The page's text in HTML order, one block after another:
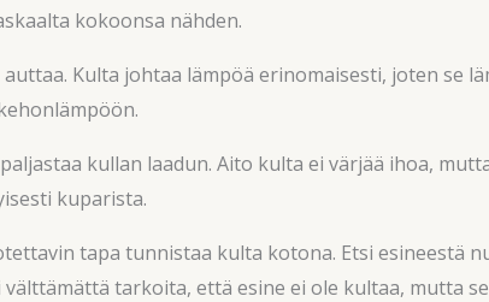
kokoonsa nähden.
Kulta johtaa lämpöä erinomaisesti, joten se
kullan laadun. Aito kulta ei värjää ihoa,
kuparista.
tapa tunnistaa kulta kotona. Etsi esineestä
välttämättä tarkoita, että esine ei ole kultaa, mutta